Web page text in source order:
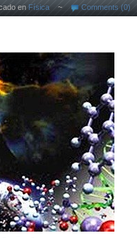
en Física~ Comments (0)